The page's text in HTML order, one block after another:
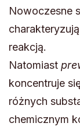
Nowoczesne
reakcją.
Natomiast
koncentruje
różnych
chemicznym